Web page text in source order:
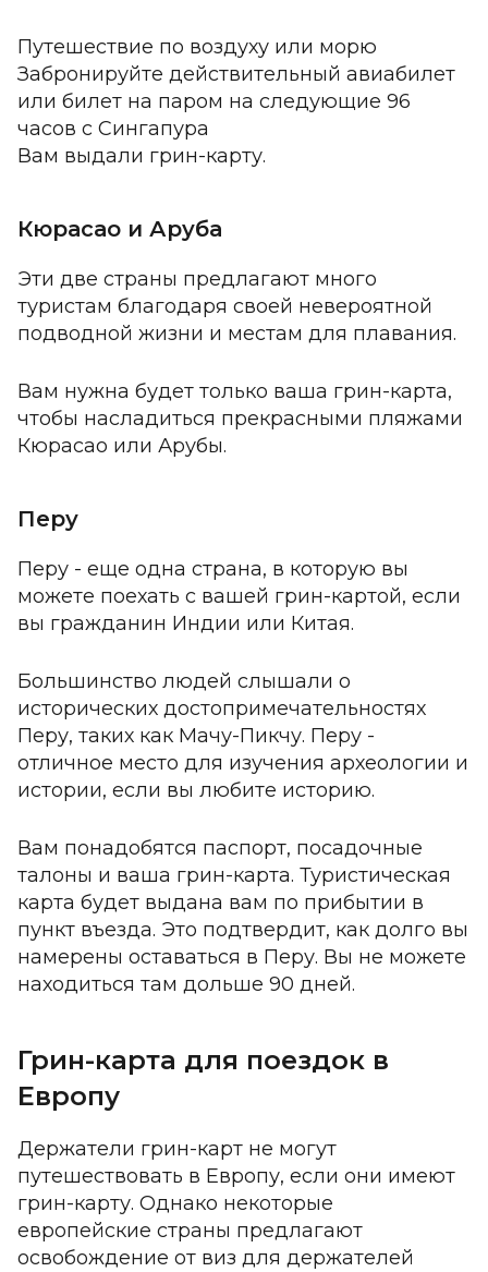
Путешествие по воздуху или морю
Забронируйте действительный авиабилет
или билет на паром на следующие 96
часов с Сингапура
Вам выдали грин-карту.
Кюрасао и Аруба
Эти две страны предлагают много
туристам благодаря своей невероятной
подводной жизни и местам для плавания.
Вам нужна будет только ваша грин-карта,
чтобы насладиться прекрасными пляжами
Кюрасао или Арубы.
Перу
Перу - еще одна страна, в которую вы
можете поехать с вашей грин-картой, если
вы гражданин Индии или Китая.
Большинство людей слышали о
исторических достопримечательностях
Перу, таких как Мачу-Пикчу. Перу -
отличное место для изучения археологии и
истории, если вы любите историю.
Вам понадобятся паспорт, посадочные
талоны и ваша грин-карта. Туристическая
карта будет выдана вам по прибытии в
пункт въезда. Это подтвердит, как долго вы
намерены оставаться в Перу. Вы не можете
находиться там дольше 90 дней.
Грин-карта для поездок в
Европу
Держатели грин-карт не могут
путешествовать в Европу, если они имеют
грин-карту. Однако некоторые
европейские страны предлагают
освобождение от виз для держателей